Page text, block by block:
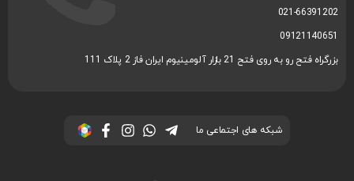
021-66391202
09121140651
بزرگراه فتح رو به روی فتح 21 بازار آلومینیوم ایران فاز 2 پلاک 111
شبکه های اجتماعی ما